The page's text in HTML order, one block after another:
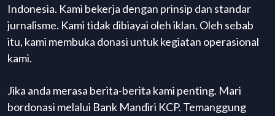
Indonesia. Kami bekerja dengan prinsip dan standar
jurnalisme. Kami tidak dibiayai oleh iklan. Oleh sebab
itu, kami membuka donasi untuk kegiatan operasional
kami.
Jika anda merasa berita-berita kami penting. Mari
bordonasi melalui Bank Mandiri KCP. Temanggung